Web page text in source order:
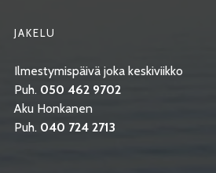
JAKELU
Ilmestymispäivä joka keskiviikko
Puh. 050 462 9702
Aku Honkanen
Puh. 040 724 2713